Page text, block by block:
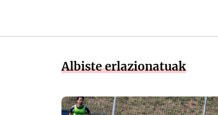
Albiste erlazionatuak